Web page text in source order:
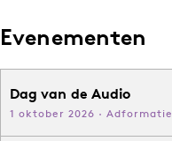
Evenementen
Dag van de Audio
1 oktober 2026 · Adformatie